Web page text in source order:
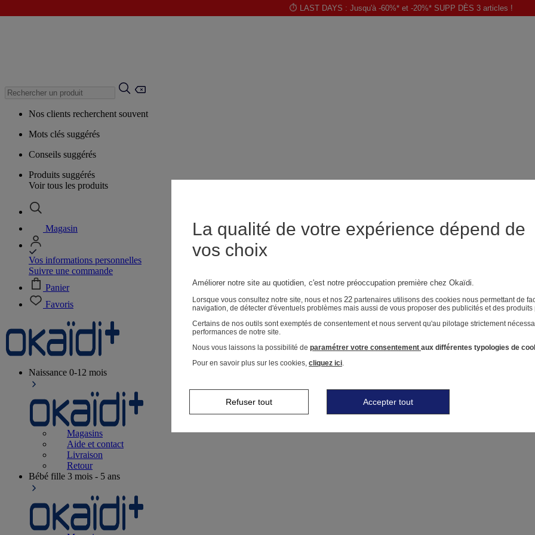
⏱️ LAST DAYS : Jusqu'à -60%* et -20%* SUPP DÈS 3 articles !
Nos clients recherchent souvent
Mots clés suggérés
Conseils suggérés
Produits suggérés
Voir tous les produits
Magasin
Vos informations personnelles
Suivre une commande
Panier
Favoris
Naissance 0-12 mois
Magasins
Aide et contact
Livraison
Retour
Bébé fille 3 mois - 5 ans
La qualité de votre expérience dépend de
vos choix
Améliorer notre site au quotidien, c'est notre préoccupation première chez Okaïdi.
Lorsque vous consultez notre site, nous et nos 22 partenaires utilisons des cookies nous permettant de
navigation, de détecter d'éventuels problèmes mais aussi de vous proposer des publicités et des
Certains de nos outils sont exemptés de consentement et nous servent qu'au pilotage strictement
performances de notre site.
Nous vous laissons la possibilité de paramétrer votre consentement aux différentes typologies de
Pour en savoir plus sur les cookies, cliquez ici.
Refuser tout Accepter tout